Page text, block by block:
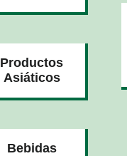
Productos
Asiáticos
Bebidas